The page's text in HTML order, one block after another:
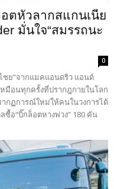
ตหัวลากสแกนเนีย
มั่นใจ“สมรรถนะ
0
ย”จากแมคแอนดริว แอนด์
มือนทุกครั้งที่ปรากฎกายในโลก
ากฏการณ์ใหม่ให้คนในวงการได้
อ“บิ๊กล็อตหางพ่วง” 180 คัน